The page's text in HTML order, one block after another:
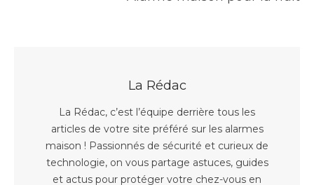
La Rédac
La Rédac, c’est l’équipe derrière tous les
articles de votre site préféré sur les alarmes
maison ! Passionnés de sécurité et curieux de
technologie, on vous partage astuces, guides
et actus pour protéger votre chez-vous en